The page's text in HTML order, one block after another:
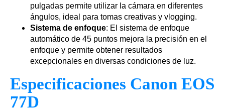
pulgadas permite utilizar la cámara en diferentes
ángulos, ideal para tomas creativas y vlogging.
Sistema de enfoque: El sistema de enfoque
automático de 45 puntos mejora la precisión en el
enfoque y permite obtener resultados
excepcionales en diversas condiciones de luz.
Especificaciones Canon EOS
77D